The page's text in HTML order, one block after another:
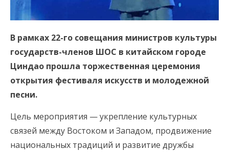
В рамках 22-го совещания министров культуры
государств-членов ШОС в китайском городе
Циндао прошла торжественная церемония
открытия фестиваля искусств и молодежной
песни.
Цель мероприятия — укрепление культурных
связей между Востоком и Западом, продвижение
национальных традиций и развитие дружбы